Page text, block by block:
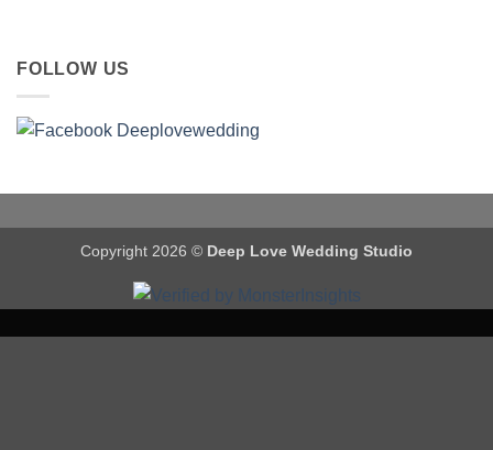
FOLLOW US
Copyright 2026 © Deep Love Wedding Studio